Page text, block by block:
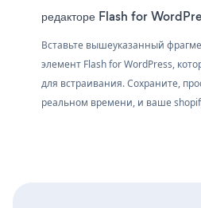
редакторе Flash for
Вставьте вышеуказанный
элемент Flash for WordPress,
для встраивания. Сохраните,
реальном времени, и ваше